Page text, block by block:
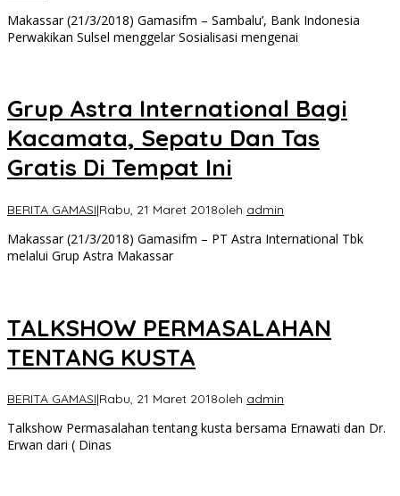
Makassar (21/3/2018) Gamasifm – Sambalu’, Bank Indonesia
Perwakikan Sulsel menggelar Sosialisasi mengenai
Grup Astra International Bagi
Kacamata, Sepatu Dan Tas
Gratis Di Tempat Ini
BERITA GAMASI|Rabu, 21 Maret 2018oleh admin
Makassar (21/3/2018) Gamasifm – PT Astra International Tbk
melalui Grup Astra Makassar
TALKSHOW PERMASALAHAN
TENTANG KUSTA
BERITA GAMASI|Rabu, 21 Maret 2018oleh admin
Talkshow Permasalahan tentang kusta bersama Ernawati dan Dr.
Erwan dari ( Dinas